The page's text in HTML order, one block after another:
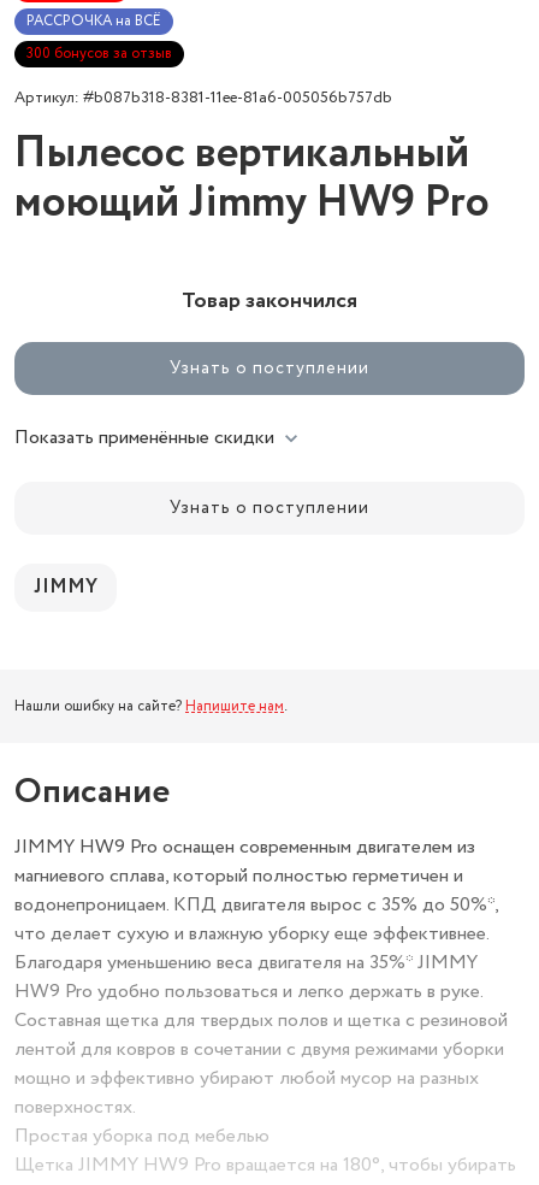
РАССРОЧКА на ВСЁ
300 бонусов за отзыв
Артикул: #b087b318-8381-11ee-81a6-005056b757db
Пылесос вертикальный
моющий Jimmy HW9 Pro
Товар закончился
Узнать о поступлении
Показать применённые скидки
Узнать о поступлении
JIMMY
Нашли ошибку на сайте? Напишите нам.
Описание
JIMMY HW9 Pro оснащен современным двигателем из
магниевого сплава, который полностью герметичен и
водонепроницаем. КПД двигателя вырос с 35% до 50%*,
что делает сухую и влажную уборку еще эффективнее.
Благодаря уменьшению веса двигателя на 35%* JIMMY
HW9 Pro удобно пользоваться и легко держать в руке.
Составная щетка для твердых полов и щетка с резиновой
лентой для ковров в сочетании с двумя режимами уборки
мощно и эффективно убирают любой мусор на разных
поверхностях.
Простая уборка под мебелью
Щетка JIMMY HW9 Pro вращается на 180°, чтобы убирать